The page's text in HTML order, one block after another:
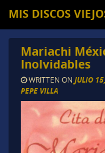
MIS DISCOS
Mariachi
Inolvidables
WRITTEN ON JULIO
PEPE VILLA